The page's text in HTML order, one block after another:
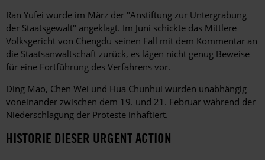
Ran Yufei wurde im März der "Anstiftung zur Untergrabung
der Staatsgewalt" angeklagt. Im Juni schickte das Mittlere
Volksgericht von Chengdu seinen Fall mit dem Kommentar an
die Staatsanwaltschaft zurück, es lägen nicht genug Beweise
für eine Fortführung des Verfahrens vor.
Ding Mao, Chen Wei und Hua Chunhui wurden unabhängig
voneinander zwischen dem 19. und 21. Februar während der
Niederschlagung der Proteste inhaftiert.
HISTORIE DIESER URGENT ACTION